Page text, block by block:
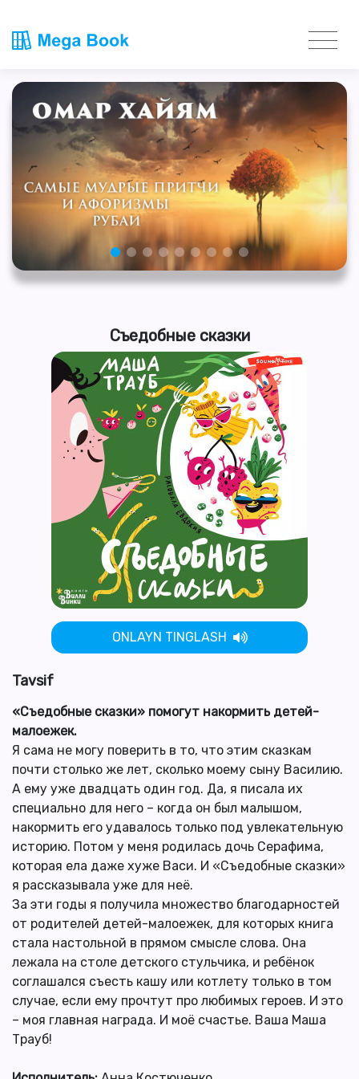
Съедобные сказки
ONLAYN TINGLASH
Tavsif
«Съедобные сказки» помогут накормить детей-
малоежек.
Я сама не могу поверить в то, что этим сказкам
почти столько же лет, сколько моему сыну Василию.
А ему уже двадцать один год. Да, я писала их
специально для него – когда он был малышом,
накормить его удавалось только под увлекательную
историю. Потом у меня родилась дочь Серафима,
которая ела даже хуже Васи. И «Съедобные сказки»
я рассказывала уже для неё.
За эти годы я получила множество благодарностей
от родителей детей-малоежек, для которых книга
стала настольной в прямом смысле слова. Она
лежала на столе детского стульчика, и ребёнок
соглашался съесть кашу или котлету только в том
случае, если ему прочтут про любимых героев. И это
– моя главная награда. И моё счастье. Ваша Маша
Трауб!